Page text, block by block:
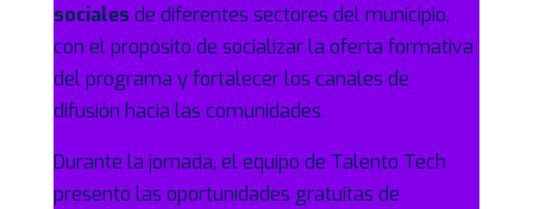
sociales de diferentes sectores del municipio,
con el propósito de socializar la oferta formativa
del programa y fortalecer los canales de
difusión hacia las comunidades.
Durante la jornada, el equipo de Talento Tech
presentó las oportunidades gratuitas de